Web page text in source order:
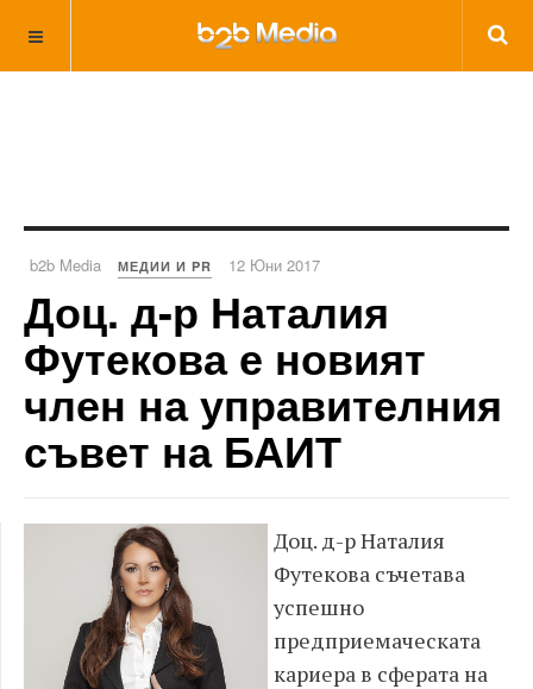
b2b Media МЕДИИ И PR 12 Юни 2017
Доц. д-р Наталия
Футекова е новият
член на управителния
съвет на БАИТ
Доц. д-р Наталия
Футекова съчетава
успешно
предприемаческата
кариера в сферата на